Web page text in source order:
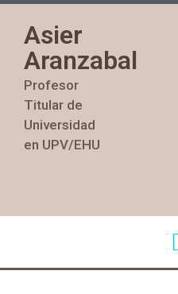
Asier
Aranzabal
Profesor
Titular de
Universidad
en UPV/EHU